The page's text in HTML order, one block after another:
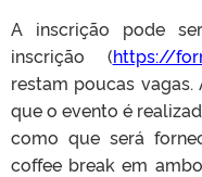
A inscrição pode
inscrição (https://
restam poucas
que o evento é
como que será
coffee break em